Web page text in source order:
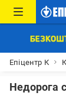
Епіцентр К
Недорога